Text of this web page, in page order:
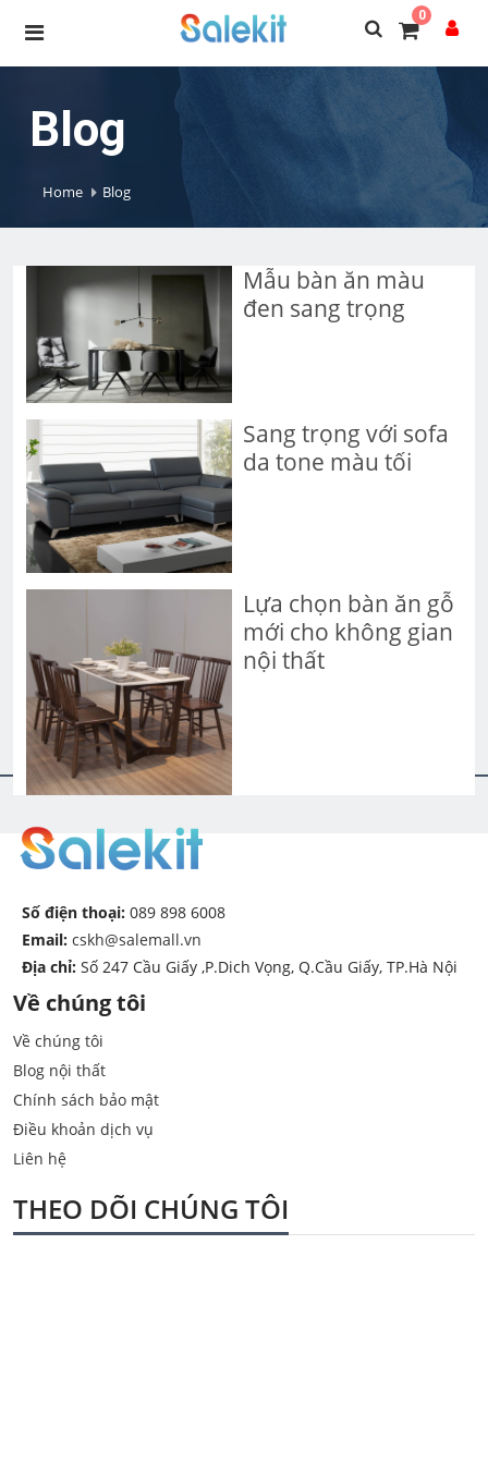
0
Blog
Home Blog
Mẫu bàn ăn màu
đen sang trọng
Sang trọng với sofa
da tone màu tối
Lựa chọn bàn ăn gỗ
mới cho không gian
nội thất
Số điện thoại: 089 898 6008
Email: cskh@salemall.vn
Địa chỉ: Số 247 Cầu Giấy ,P.Dich Vọng, Q.Cầu Giấy, TP.Hà Nội
Về chúng tôi
Về chúng tôi
Blog nội thất
Chính sách bảo mật
Điều khoản dịch vụ
Liên hệ
THEO DÕI CHÚNG TÔI